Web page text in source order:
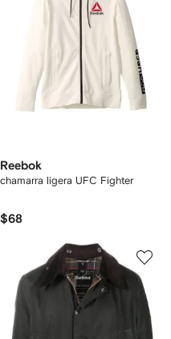
Reebok
chamarra ligera UFC Fighter
$68